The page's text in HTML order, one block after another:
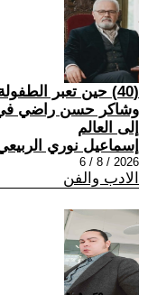
(40) حين تعبر
وشاكر حسن راضي في
إلى العالم
إسماعيل نوري
2026 / 8 / 6
الادب والفن